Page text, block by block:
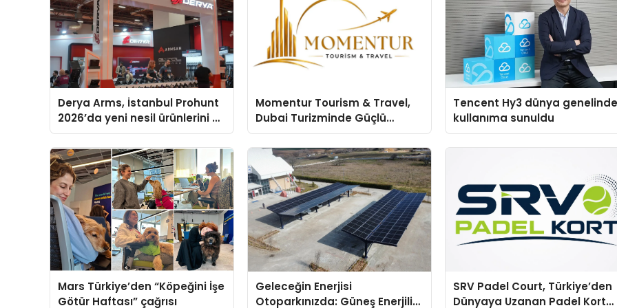
Derya Arms, İstanbul Prohunt
2026’da yeni nesil ürünlerini ve
global marka vizyonunu
sergiledi
Momentur Tourism & Travel,
Dubai Turizminde Güçlü
Operasyon Ağıyla Fark
Yaratıyor
Tencent Hy3 dünya
kullanıma sunuldu
Mars Türkiye’den “Köpeğini İşe
Götür Haftası” çağrısı
Geleceğin Enerjisi
Otoparkınızda: Güneş Enerjili
SRV Padel Court, Türkiye’den
Dünyaya Uzanan Padel Kort